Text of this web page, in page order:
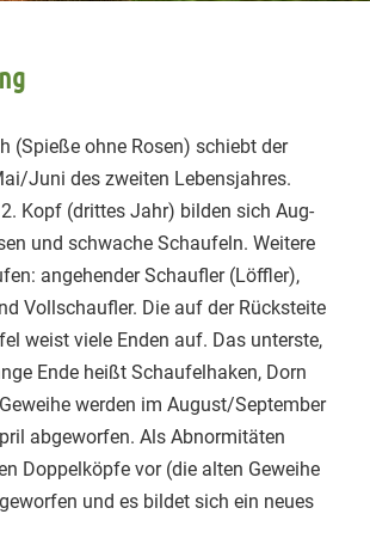
(Spieße ohne Rosen) schiebt der
Juni des zweiten Lebensjahres.
Kopf (drittes Jahr) bilden sich Aug-
und schwache Schaufeln. Weitere
angehender Schaufler (Löffler),
Vollschaufler. Die auf der Rücksteite
weist viele Enden auf. Das unterste,
Ende heißt Schaufelhaken, Dorn
werden im August/September
abgeworfen. Als Abnormitäten
Doppelköpfe vor (die alten Geweihe
und es bildet sich ein neues